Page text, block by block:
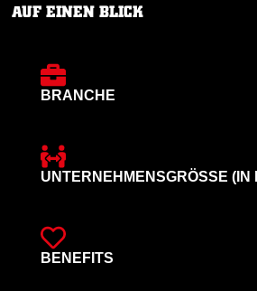
AUF EINEN BLICK
BRANCHE
UNTERNEHMENSGRÖSSE (IN
BENEFITS